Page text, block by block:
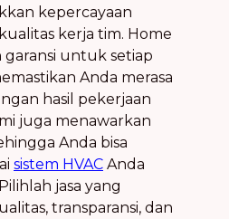
kepercayaan
kerja tim. Home
untuk setiap
Anda merasa
hasil pekerjaan
juga menawarkan
Anda bisa
sistem HVAC Anda
jasa yang
transparansi, dan